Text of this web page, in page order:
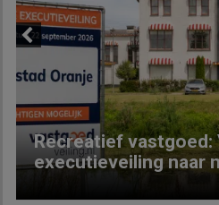
Recreatief vastgoed:
executieveiling naar